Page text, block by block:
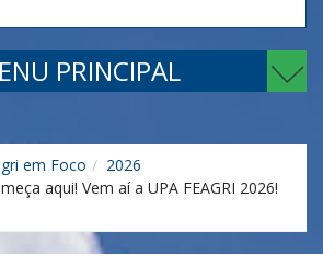
PRINCIPAL
em Foco
2026
aqui! Vem aí a UPA FEAGRI 2026!